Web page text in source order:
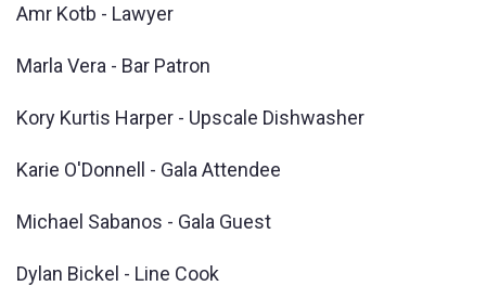
Amr Kotb - Lawyer
Marla Vera - Bar Patron
Kory Kurtis Harper - Upscale Dishwasher
Karie O'Donnell - Gala Attendee
Michael Sabanos - Gala Guest
Dylan Bickel - Line Cook